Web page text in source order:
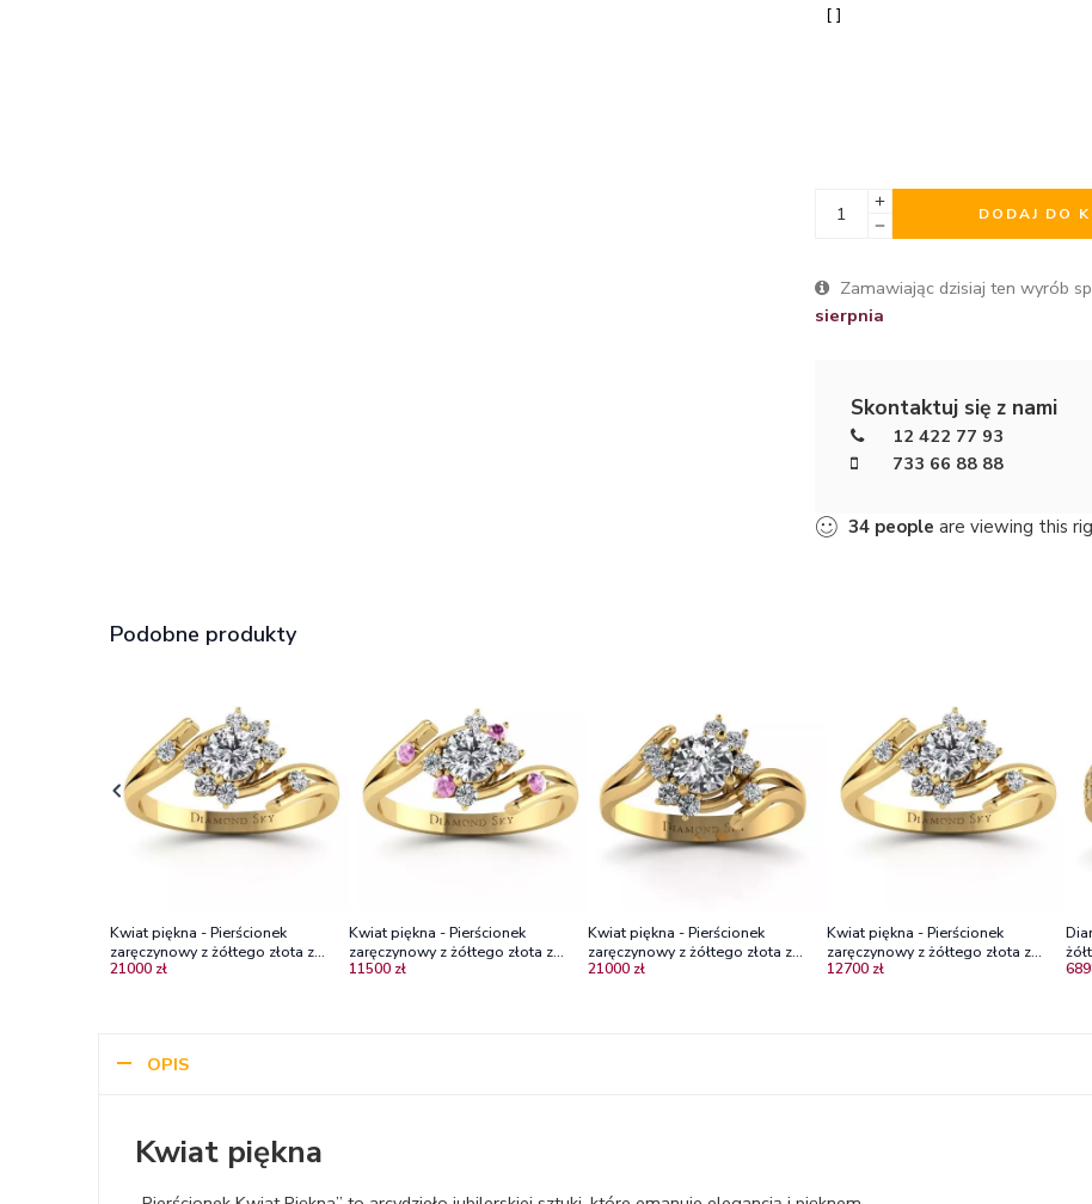
DODAJ DO
Zamawiając dzisiaj ten wyrób
sierpnia
Skontaktuj się z nami
12 422 77 93
733 66 88 88
34 people are viewing this
Podobne produkty
Kwiat piękna - Pierścionek
zaręczynowy z żółtego złota z
diamentami, centralny brylant 0,50
21000 zł
Kwiat piękna - Pierścionek
zaręczynowy z żółtego złota z
diamentami i różowymi szafirami
11500 zł
Kwiat piękna - Pierścionek
zaręczynowy z żółtego złota z
diamentami, centralny brylant 0,50
21000 zł
Kwiat piękna - Pierścionek
zaręczynowy z żółtego złota z
diamentami, centralny brylant 0,36
12700 zł
OPIS
Kwiat piękna